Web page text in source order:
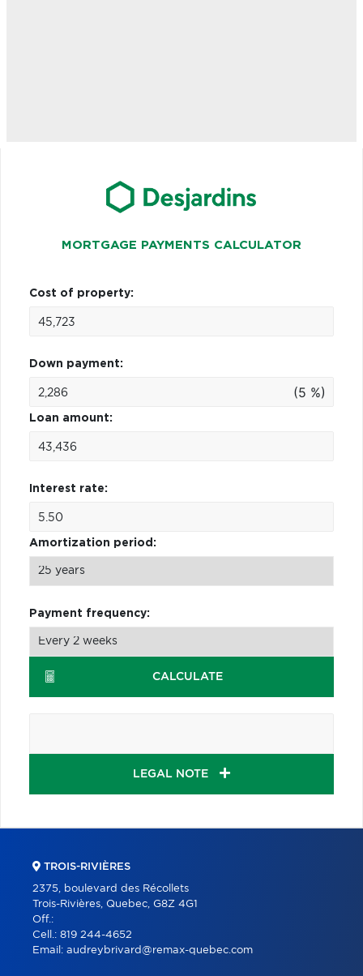
MORTGAGE PAYMENTS CALCULATOR
Cost of property:
Down payment:
(5 %)
Loan amount:
Interest rate:
Amortization period:
Payment frequency:
CALCULATE
LEGAL NOTE
TROIS-RIVIÈRES
2375, boulevard des Récollets
Trois-Rivières, Quebec, G8Z 4G1
Off.:
Cell.: 819 244-4652
Email: audreybrivard@remax-quebec.com